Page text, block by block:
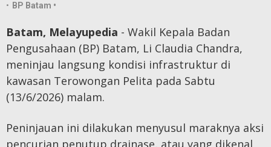
• BP Batam •
Batam, Melayupedia - Wakil Kepala Badan
Pengusahaan (BP) Batam, Li Claudia Chandra,
meninjau langsung kondisi infrastruktur di
kawasan Terowongan Pelita pada Sabtu
(13/6/2026) malam.
Peninjauan ini dilakukan menyusul maraknya aksi